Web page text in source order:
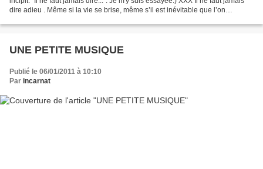
dire adieu . Même si la vie se brise, même s’il est inévitable que l’on
UNE PETITE MUSIQUE
Publié le 06/01/2011 à 10:10
Par incarnat